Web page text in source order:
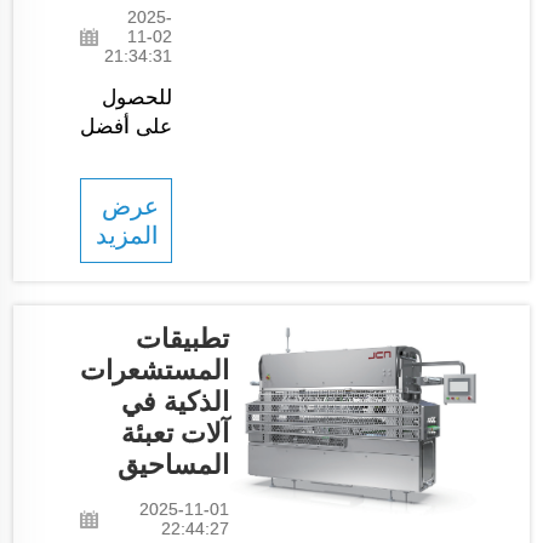
الخالية من
الغبار. هذه
الآلات...
2025-
11-02
21:34:31
للحصول
على أفضل
الأكياس
الآلية
لخطوط
القائمة
على
الناقل،
اختر JCN
في كل
مرة. نحن
نقدم
تقنيات
عرض
المزيد
تطبيقات
المستشعرات
الذكية في
آلات تعبئة
المساحيق
2025-11-01
22:44:27